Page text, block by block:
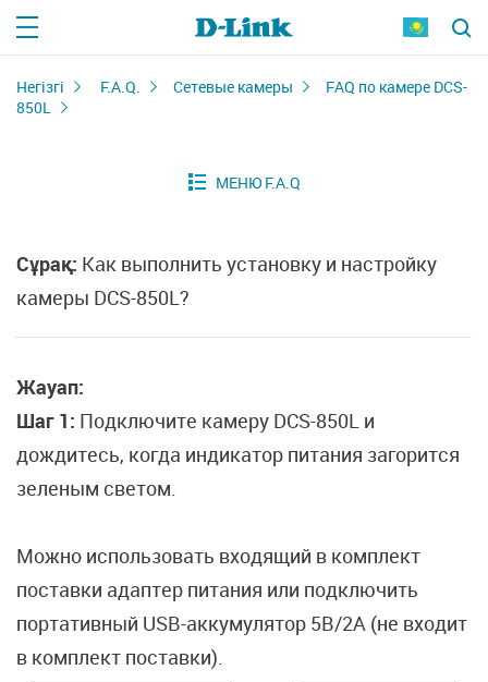
Негізгі F.A.Q. Сетевые камеры
FAQ по камере DCS-
850L
Сұрақ: Как выполнить установку и настройку
камеры DCS-850L?
Жауап:
Шаг 1: Подключите камеру DCS-850L и
дождитесь, когда индикатор питания загорится
зеленым светом.
Можно использовать входящий в комплект
поставки адаптер питания или подключить
портативный USB-аккумулятор 5В/2А (не входит
в комплект поставки).